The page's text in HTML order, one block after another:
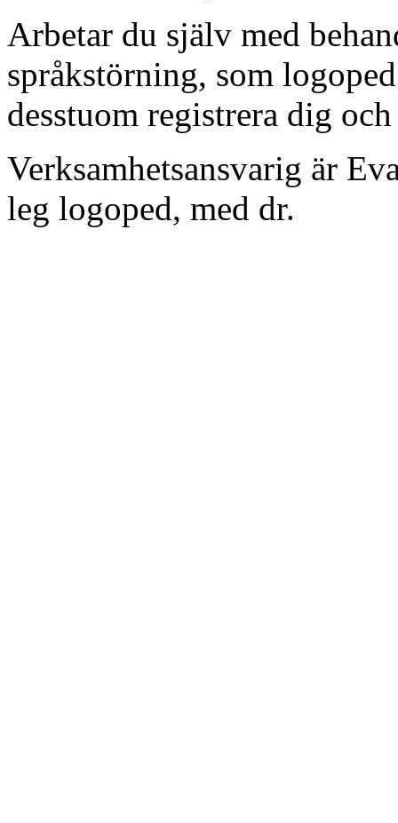
Arbetar du själv med
språkstörning, som
desstuom registrera dig
Verksamhetsansvarig är
leg logoped, med dr.